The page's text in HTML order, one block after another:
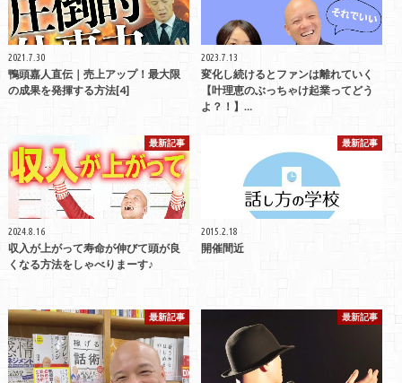
2021.7.30
鴨頭嘉人直伝｜売上アップ！最大限
の成果を発揮する方法[4]
2023.7.13
変化し続けるとファンは離れていく
【叶理恵のぶっちゃけ起業ってどう
よ？！】…
最新記事
2024.8.16
収入が上がって寿命が伸びて頭が良
くなる方法をしゃべりまーす♪
最新記事
2015.2.18
開催間近
最新記事 最新記事